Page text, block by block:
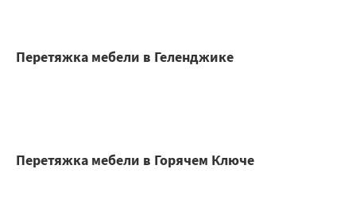
Перетяжка мебели в Геленджике
Перетяжка мебели в Горячем Ключе